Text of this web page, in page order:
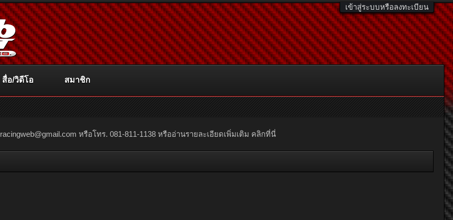
เข้าสู่ระบบหรือลงทะเบียน
racingweb@gmail.com หรือโทร. 081-811-1138 หรืออ่านรายละเอียดเพิ่มเติม คลิกที่นี่
สื่อ/วิดีโอ สมาชิก